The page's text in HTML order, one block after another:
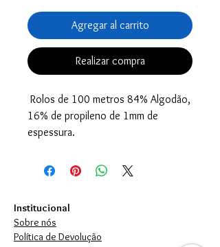
Agregar al carrito
Realizar compra
Rolos de 100 metros 84% Algodão,
16% de propileno de 1mm de
espessura.
Institucional
Sobre nós
Política de Devolução